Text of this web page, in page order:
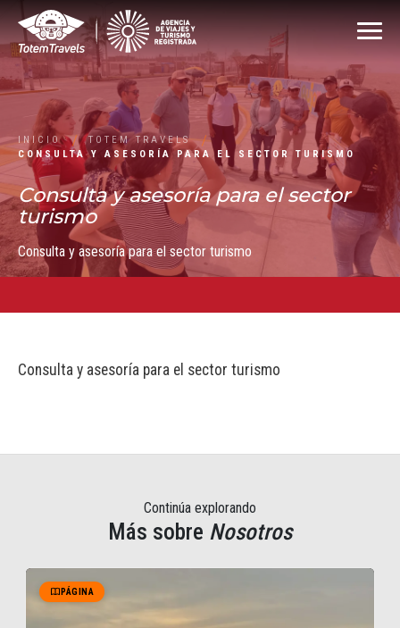
INICIO
TOTEM TRAVELS
CONSULTA Y ASESORÍA PARA EL SECTOR TURISMO
Consulta y asesoría para el sector
turismo
Consulta y asesoría para el sector turismo
Consulta y asesoría para el sector turismo
Continúa explorando
Más sobre Nosotros
PÁGINA